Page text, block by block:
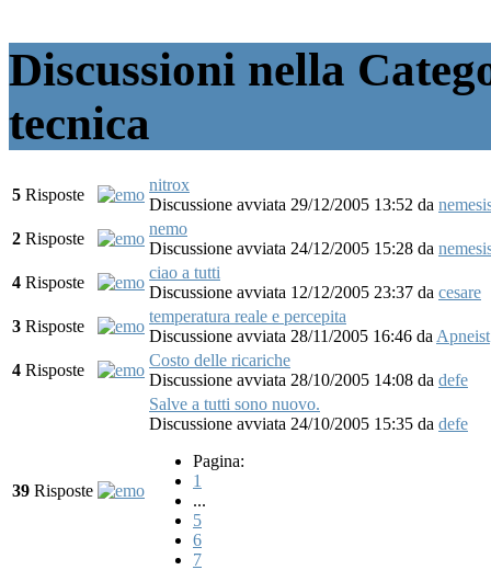
Discussioni nella
tecnica
5 Risposte
nitrox
Discussione avviata 29/12/2005 13:52 da
2 Risposte
nemo
Discussione avviata 24/12/2005 15:28 da
4 Risposte
ciao a tutti
Discussione avviata 12/12/2005 23:37 da cesare
3 Risposte
temperatura reale e percepita
Discussione avviata 28/11/2005 16:46 da Apneist
4 Risposte
Costo delle ricariche
Discussione avviata 28/10/2005 14:08 da defe
39 Risposte
Salve a tutti sono nuovo.
Discussione avviata 24/10/2005 15:35 da defe
Pagina:
1
...
5
6
7